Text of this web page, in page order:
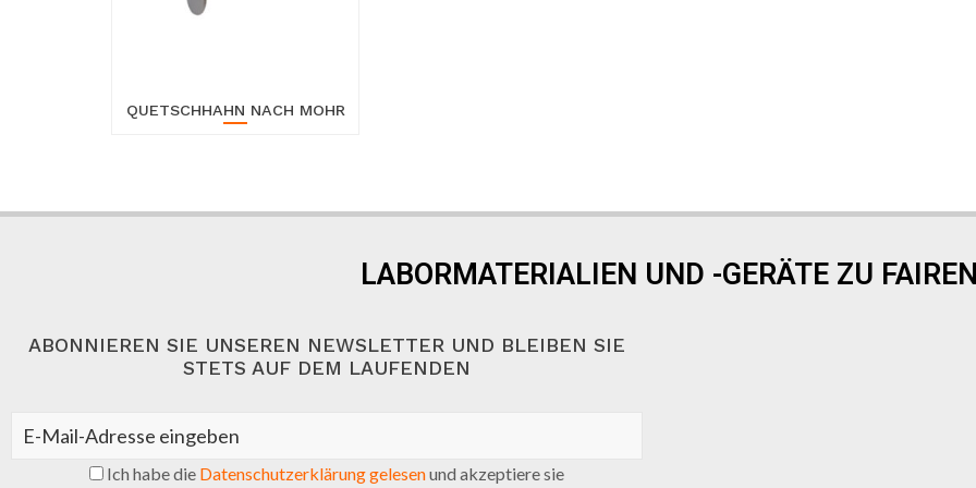
QUETSCHHAHN NACH MOHR
LABORMATERIALIEN UND -GERÄTE ZU
ABONNIEREN SIE UNSEREN NEWSLETTER UND BLEIBEN SIE
STETS AUF DEM LAUFENDEN
Ich habe die Datenschutzerklärung gelesenund akzeptiere sie